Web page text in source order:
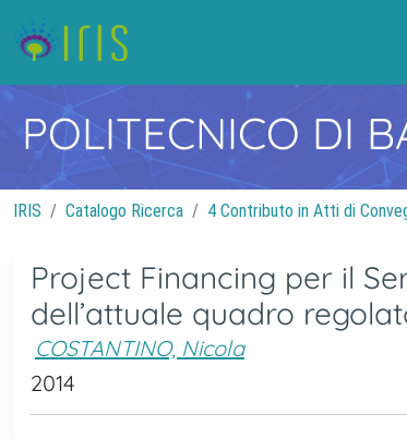
POLITECNICO DI
IRIS Catalogo Ricerca 4 Contributo in Atti di
Project Financing per il
dell’attuale quadro
COSTANTINO, Nicola
2014